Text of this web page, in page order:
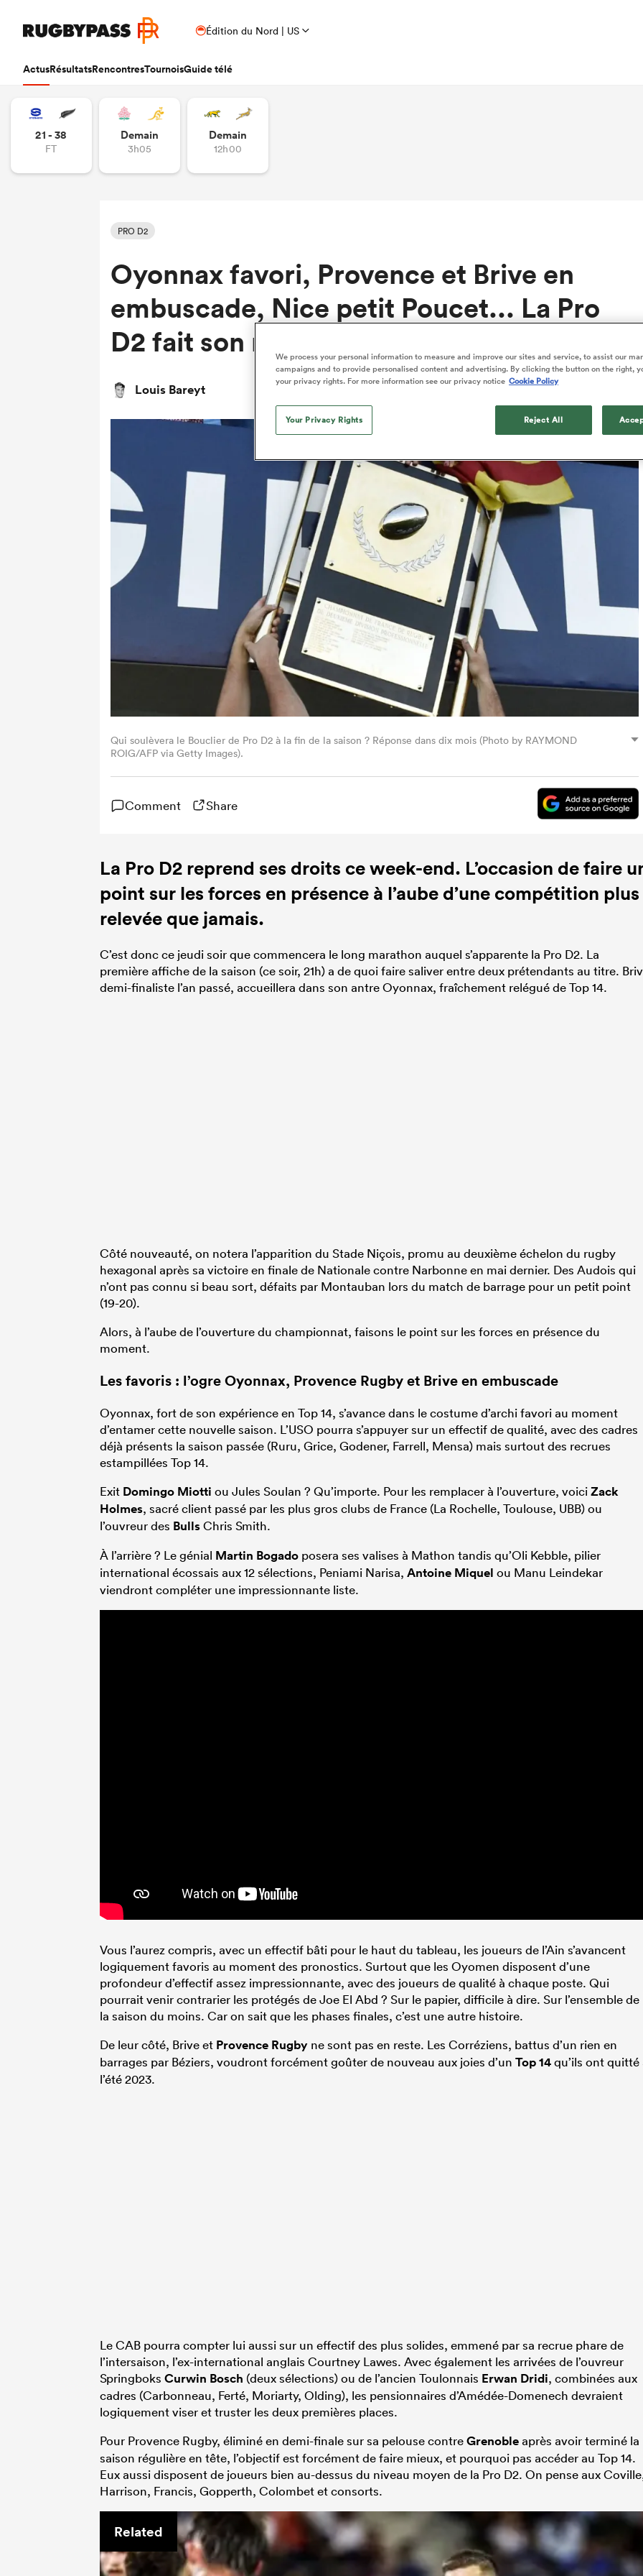
Édition du Nord | US
ActusRésultatsRencontresTournoisGuide télé
21 - 38
FT
Demain
3h05
Demain
12h00
PRO D2
Oyonnax favori, Provence et Brive en
embuscade, Nice petit Poucet... La Pro
D2 fait son retour
Louis Bareyt
Published: 28 Août 2024 12:01 PDT
Qui soulèvera le Bouclier de Pro D2 à la fin de la saison ? Réponse dans dix mois (Photo by RAYMOND
ROIG/AFP via Getty Images).
Comment Share
La Pro D2 reprend ses droits ce week-end. L’occasion de faire
point sur les forces en présence à l’aube d’une compétition plus
relevée que jamais.
C’est donc ce jeudi soir que commencera le long marathon auquel s’apparente la Pro D2. La
première affiche de la saison (ce soir, 21h) a de quoi faire saliver entre deux prétendants au titre.
demi-finaliste l’an passé, accueillera dans son antre Oyonnax, fraîchement relégué de Top 14.
Côté nouveauté, on notera l’apparition du Stade Niçois, promu au deuxième échelon du rugby
hexagonal après sa victoire en finale de Nationale contre Narbonne en mai dernier. Des Audois qui
n’ont pas connu si beau sort, défaits par Montauban lors du match de barrage pour un petit point
(19-20).
Alors, à l’aube de l’ouverture du championnat, faisons le point sur les forces en présence du
moment.
Les favoris : l’ogre Oyonnax, Provence Rugby et Briveen embuscade
Oyonnax, fort de son expérience en Top 14, s’avance dans le costume d’archi favori au moment
d’entamer cette nouvelle saison. L’USO pourra s’appuyer sur un effectif de qualité, avec des cadres
déjà présents la saison passée (Ruru, Grice, Godener, Farrell, Mensa) mais surtout des recrues
estampillées Top 14.
Exit Domingo Miotti ou Jules Soulan ? Qu’importe. Pour les remplacer à l’ouverture, voiciZack
Holmes, sacré client passé par les plus gros clubs de France (La Rochelle, Toulouse, UBB) ou
l’ouvreur des BullsChris Smith.
À l’arrière ? Le génial Martin Bogado posera ses valises à Mathon tandis qu’Oli Kebble, pilier
international écossais aux 12 sélections, Peniami Narisa, Antoine Miquel ou Manu Leindekar
viendront compléter une impressionnante liste.
Vous l’aurez compris, avec un effectif bâti pour le haut du tableau, les joueurs de l’Ain s’avancent
logiquement favoris au moment des pronostics. Surtout que les Oyomen disposent d’une
profondeur d’effectif assez impressionnante, avec des joueurs de qualité à chaque poste. Qui
pourrait venir contrarier les protégés de Joe El Abd ? Sur le papier, difficile à dire. Sur l’ensemble de
la saison du moins. Car on sait que les phases finales, c’est une autre histoire.
De leur côté, Brive et Provence Rugby ne sont pas en reste. Les Corréziens, battus d’un rien en
barrages par Béziers, voudront forcément goûter de nouveau aux joies d’un Top 14qu’ils ont quitté
l’été 2023.
Le CAB pourra compter lui aussi sur un effectif des plus solides, emmené par sa recrue phare de
l’intersaison, l’ex-international anglais Courtney Lawes. Avec également les arrivées de l’ouvreur
Springboks Curwin Bosch (deux sélections) ou de l’ancien Toulonnais Erwan Dridi, combinées aux
cadres (Carbonneau, Ferté, Moriarty, Olding), les pensionnaires d’Amédée-Domenech devraient
logiquement viser et truster les deux premières places.
Pour Provence Rugby, éliminé en demi-finale sur sa pelouse contreGrenobleaprès avoir terminé la
saison régulière en tête, l’objectif est forcément de faire mieux, et pourquoi pas accéder au Top 14.
Eux aussi disposent de joueurs bien au-dessus du niveau moyen de la Pro D2. On pense aux
Harrison, Francis, Gopperth, Colombet et consorts.
Related
We process your personal information to measure and improve our sites and service, to assist our
campaigns and to provide personalised content and advertising. By clicking the button on the right,
your privacy rights. For more information see our privacy notice Cookie Policy
Your Privacy Rights Reject All